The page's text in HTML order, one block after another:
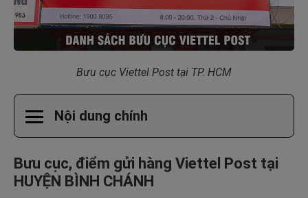
Bưu cục Viettel Post tại TP. HCM
Nội dung chính
Bưu cục, điểm gửi hàng Viettel Post tại
HUYỆN BÌNH CHÁNH